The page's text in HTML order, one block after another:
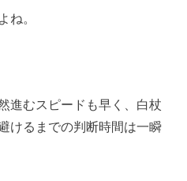
ね。
進むスピードも早く、白杖
けるまでの判断時間は一瞬